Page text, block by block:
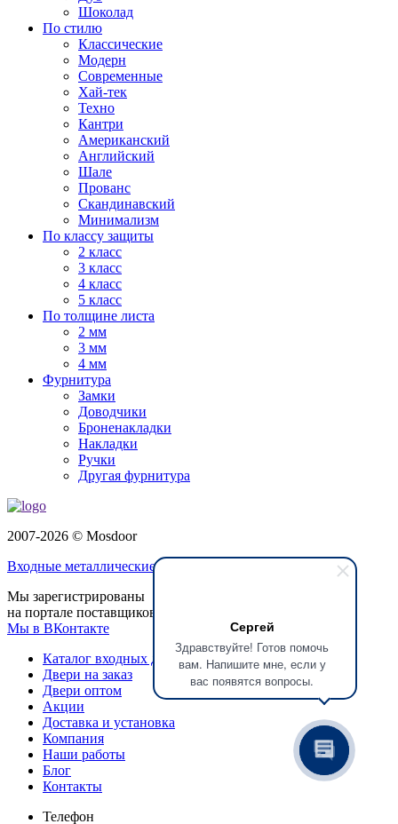
Сергей
Здравствуйте! Готов помочь
вам. Напишите мне, если у
вас появятся вопросы.
Шоколад
По стилю
Классические
Модерн
Современные
Хай-тек
Техно
Кантри
Американский
Английский
Шале
Прованс
Скандинавский
Минимализм
По классу защиты
2 класс
3 класс
4 класс
5 класс
По толщине листа
2 мм
3 мм
4 мм
Фурнитура
Замки
Доводчики
Броненакладки
Накладки
Ручки
Другая фурнитура
2007-2026 © Mosdoor
Входные металлические двери
Мы зарегистрированы
на портале поставщиков
Мы в ВКонтакте
Каталог входных дверей
Двери на заказ
Двери оптом
Акции
Доставка и установка
Компания
Наши работы
Блог
Контакты
Телефон